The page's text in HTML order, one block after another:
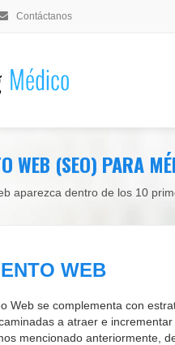
Contáctanos
WEB (SEO) PARA
aparezca dentro de los 10
WEB
Web se complementa con
a atraer e
mencionado anteriormente,